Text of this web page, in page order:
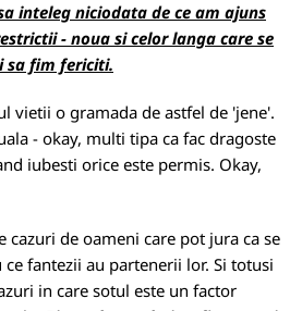
inteleg niciodata de ce am ajuns
- noua si celor langa care se
sa fim fericiti.
vietii o gramada de astfel de 'jene'.
- okay, multi tipa ca fac dragoste
iubesti orice este permis. Okay,
cazuri de oameni care pot jura ca se
fantezii au partenerii lor. Si totusi
in care sotul este un factor